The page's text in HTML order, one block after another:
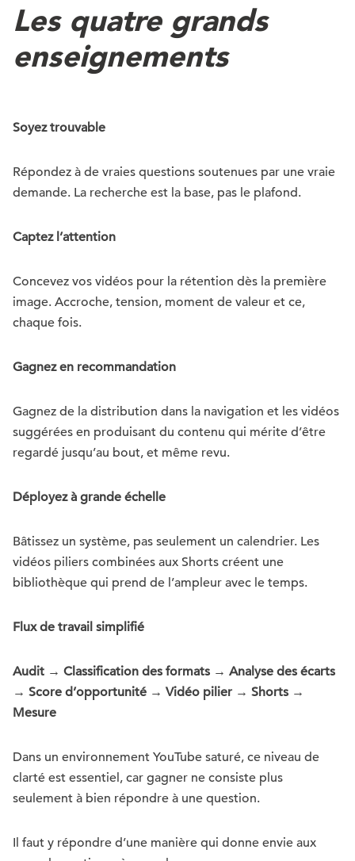
Les quatre grands
enseignements
Soyez trouvable
Répondez à de vraies questions soutenues par une vraie
demande. La recherche est la base, pas le plafond.
Captez l’attention
Concevez vos vidéos pour la rétention dès la première
image. Accroche, tension, moment de valeur et ce,
chaque fois.
Gagnez en recommandation
Gagnez de la distribution dans la navigation et les vidéos
suggérées en produisant du contenu qui mérite d’être
regardé jusqu’au bout, et même revu.
Déployez à grande échelle
Bâtissez un système, pas seulement un calendrier. Les
vidéos piliers combinées aux Shorts créent une
bibliothèque qui prend de l’ampleur avec le temps.
Flux de travail simplifié
Audit → Classification des formats → Analyse des écarts
→ Score d’opportunité → Vidéo pilier → Shorts →
Mesure
Dans un environnement YouTube saturé, ce niveau de
clarté est essentiel, car gagner ne consiste plus
seulement à bien répondre à une question.
Il faut y répondre d’une manière qui donne envie aux